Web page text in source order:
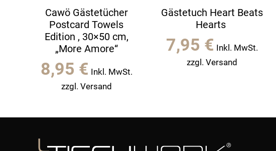
Cawö Gästetücher
Postcard Towels
Edition , 30×50 cm,
„More Amore“
8,95 € Inkl. MwSt.
zzgl. Versand
Gästetuch Heart Beats
Hearts
7,95 € Inkl. MwSt.
zzgl. Versand